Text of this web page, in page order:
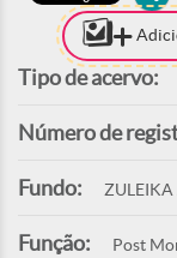
Tipo de acervo:
Número de
Fundo: ZULEIKA
Função: Post